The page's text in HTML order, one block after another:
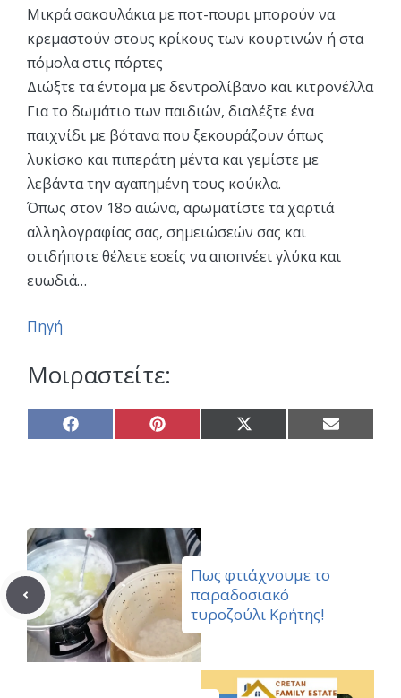
Μικρά σακουλάκια με ποτ-πουρι μπορούν να
κρεμαστούν στους κρίκους των κουρτινών ή στα
πόμολα στις πόρτες
Διώξτε τα έντομα με δεντρολίβανο και κιτρονέλλα
Για το δωμάτιο των παιδιών, διαλέξτε ένα
παιχνίδι με βότανα που ξεκουράζουν όπως
λυκίσκο και πιπεράτη μέντα και γεμίστε με
λεβάντα την αγαπημένη τους κούκλα.
Όπως στον 18ο αιώνα, αρωματίστε τα χαρτιά
αλληλογραφίας σας, σημειώσεών σας και
οτιδήποτε θέλετε εσείς να αποπνέει γλύκα και
ευωδιά…
Πηγή
Μοιραστείτε:
Share
on
Share
on
Share
on
Share
on
Πως φτιάχνουμε το
παραδοσιακό
τυροζούλι Κρήτης!